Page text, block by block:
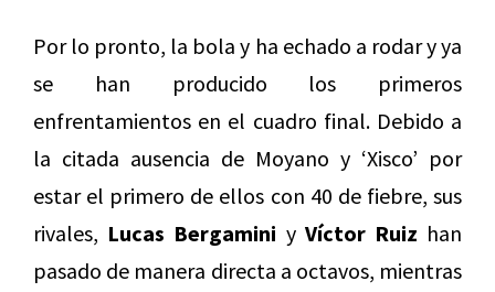
Por lo pronto, la bola y ha echado a rodar y ya
se han producido los primeros
enfrentamientos en el cuadro final. Debido a
la citada ausencia de Moyano y ‘Xisco’ por
estar el primero de ellos con 40 de fiebre, sus
rivales, Lucas Bergamini y Víctor Ruiz han
pasado de manera directa a octavos, mientras